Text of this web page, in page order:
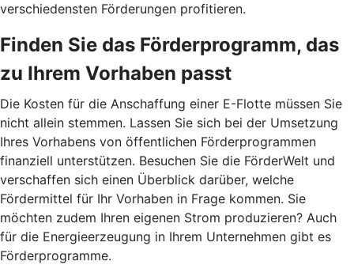
verschiedensten Förderungen profitieren.
Finden Sie das Förderprogramm, das
zu Ihrem Vorhaben passt
Die Kosten für die Anschaffung einer E-Flotte müssen Sie
nicht allein stemmen. Lassen Sie sich bei der Umsetzung
Ihres Vorhabens von öffentlichen Förderprogrammen
finanziell unterstützen. Besuchen Sie die FörderWelt und
verschaffen sich einen Überblick darüber, welche
Fördermittel für Ihr Vorhaben in Frage kommen. Sie
möchten zudem Ihren eigenen Strom produzieren? Auch
für die Energieerzeugung in Ihrem Unternehmen gibt es
Förderprogramme.